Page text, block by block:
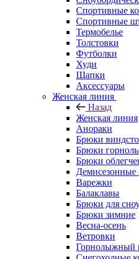
Спортивные
Спортивные
Термобелье
Толстовки
Футболки
Худи
Шапки
Аксессуары
Женская линия
Назад
Женская линия
Анораки
Брюки
Брюки
Брюки
Варежки
Балаклавы
Брюки для
Брюки зимние
Весна-осень
Ветровки
Горнолыжный